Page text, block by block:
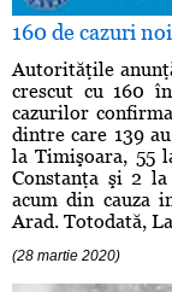
160 de cazuri
Autorităţile
crescut cu 160
cazurilor
dintre care 139
la Timişoara, 55
Constanţa şi 2
acum din cauza
Arad. Totodată,
(28 martie 2020)